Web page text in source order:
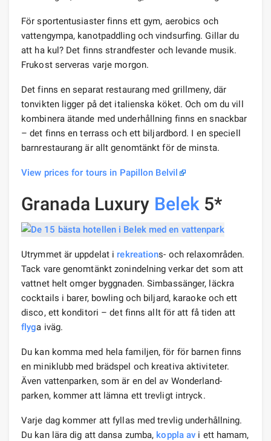
För sportentusiaster finns ett gym, aerobics och
vattengympa, kanotpaddling och vindsurfing. Gillar du
att ha kul? Det finns strandfester och levande musik.
Frukost serveras varje morgon.
Det finns en separat restaurang med grillmeny, där
tonvikten ligger på det italienska köket. Och om du vill
kombinera ätande med underhållning finns en snackbar
– det finns en terrass och ett biljardbord. I en speciell
barnrestaurang är allt genomtänkt för de minsta.
View prices for tours in Papillon Belvil
Granada Luxury Belek 5*
Utrymmet är uppdelat i rekreations- och relaxområden.
Tack vare genomtänkt zonindelning verkar det som att
vattnet helt omger byggnaden. Simbassänger, läckra
cocktails i barer, bowling och biljard, karaoke och ett
disco, ett konditori – det finns allt för att få tiden att
flyga iväg.
Du kan komma med hela familjen, för för barnen finns
en miniklubb med brädspel och kreativa aktiviteter.
Även vattenparken, som är en del av Wonderland-
parken, kommer att lämna ett trevligt intryck.
Varje dag kommer att fyllas med trevlig underhållning.
Du kan lära dig att dansa zumba, koppla av i ett hamam,